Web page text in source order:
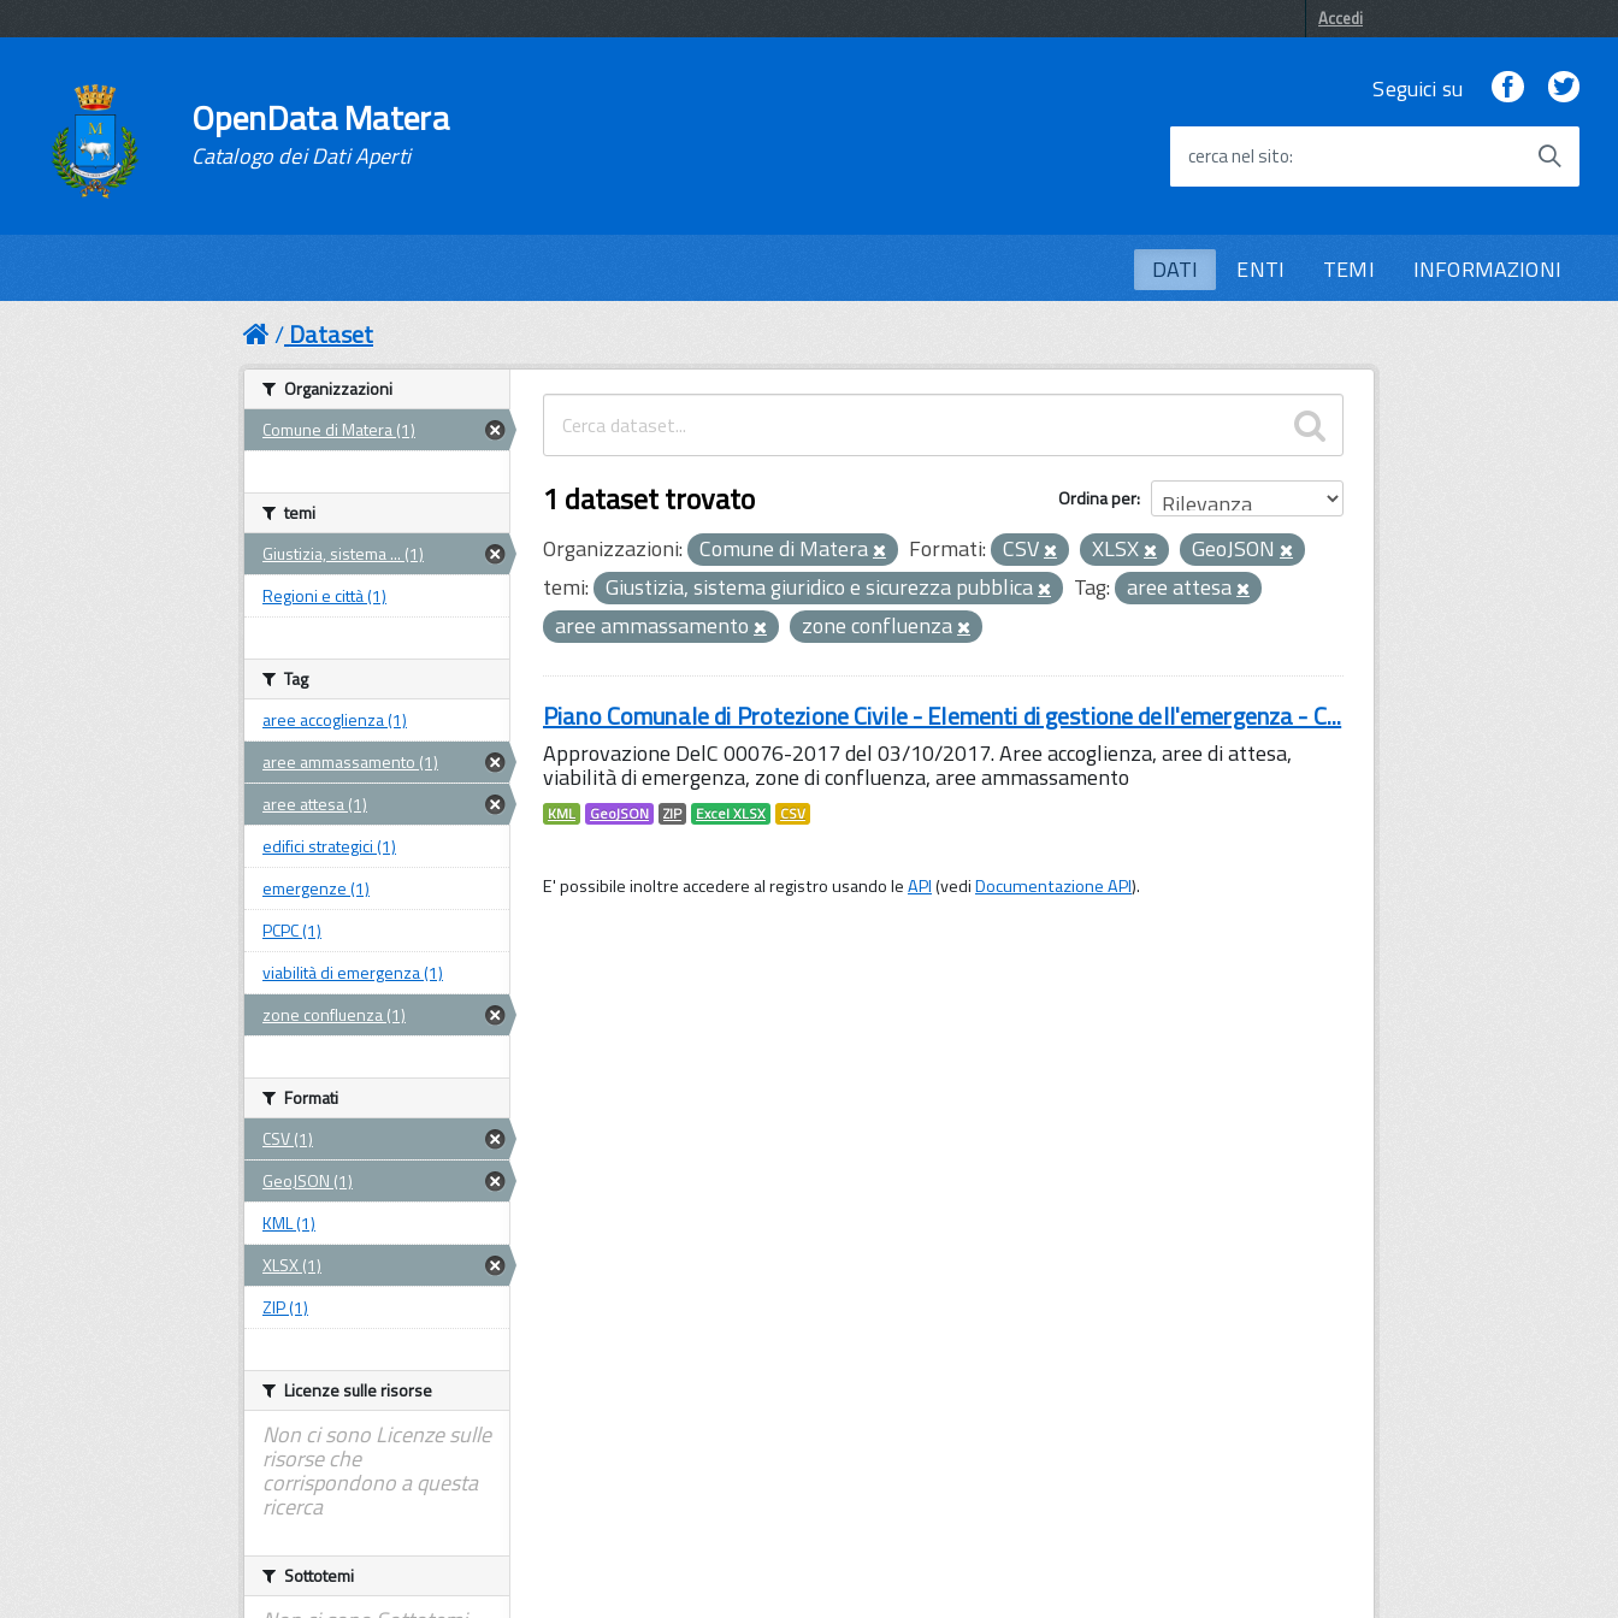
Accedi
OpenData Matera
Catalogo dei Dati Aperti
Seguici su Facebook
cerca nel sito
DATI ENTI TEMI INFORMAZIONI
Dataset
Ordina per
1 dataset trovato
Organizzazioni: Comune di Matera Formati: CSV XLSX
GeoJSON
temi: Giustizia, sistema giuridico e sicurezza pubblica Tag: aree attesa
aree ammassamento
zone confluenza
Piano Comunale di Protezione Civile - Elementi di gestione dell'emergenza - C...
Approvazione DelC 00076-2017 del 03/10/2017. Aree accoglienza, aree di attesa,
viabilità di emergenza, zone di confluenza, aree ammassamento
KML GeoJSON ZIP Excel XLSX CSV
E' possibile inoltre accedere al registro usando leAPI(vediDocumentazione API).
Organizzazioni
Comune di Matera (1)
temi
Giustizia, sistema ... (1)
Regioni e città (1)
Tag
aree accoglienza (1)
aree ammassamento (1)
aree attesa (1)
edifici strategici (1)
emergenze (1)
PCPC (1)
viabilità di emergenza (1)
zone confluenza (1)
Formati
CSV (1)
GeoJSON (1)
KML (1)
XLSX (1)
ZIP (1)
Licenze sulle risorse
Non ci sono Licenze sulle
risorse che
corrispondono a questa
ricerca
Sottotemi